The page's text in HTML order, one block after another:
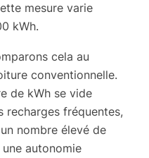
mesure varie
kWh.
cela au
conventionnelle.
de kWh se vide
recharges fréquentes,
nombre élevé de
autonomie